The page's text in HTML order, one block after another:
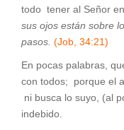
todo tener al Señor
sus ojos están sobre
pasos. (Job, 34:21)
En pocas palabras,
con todos; porque el
ni busca lo suyo, (al
indebido.